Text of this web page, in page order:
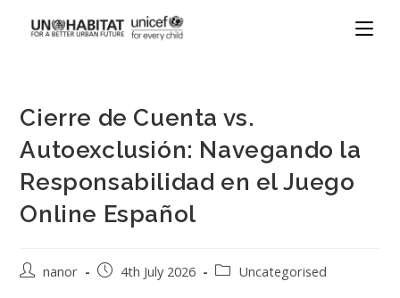
Cierre de Cuenta vs.
Autoexclusión: Navegando la
Responsabilidad en el Juego
Online Español
nanor 4th July 2026 Uncategorised